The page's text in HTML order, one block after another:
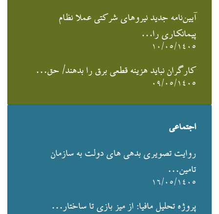
آیین‌نامه جدید نیروهای شرکتی عملا نظام
پیمانکاری را…
۱۰/۰۵/۱۴۰۵
کارگران نباید هزینه قطعی برق را بدهند/ حق…
۰۹/۰۵/۱۴۰۵
اجتماعی
روایت تصویری بدهی های دولت به سازمان
تامین…
۱۶/۰۵/۱۴۰۵
پروژه تحلیل مافیا: از میز بازی تا ساختار…